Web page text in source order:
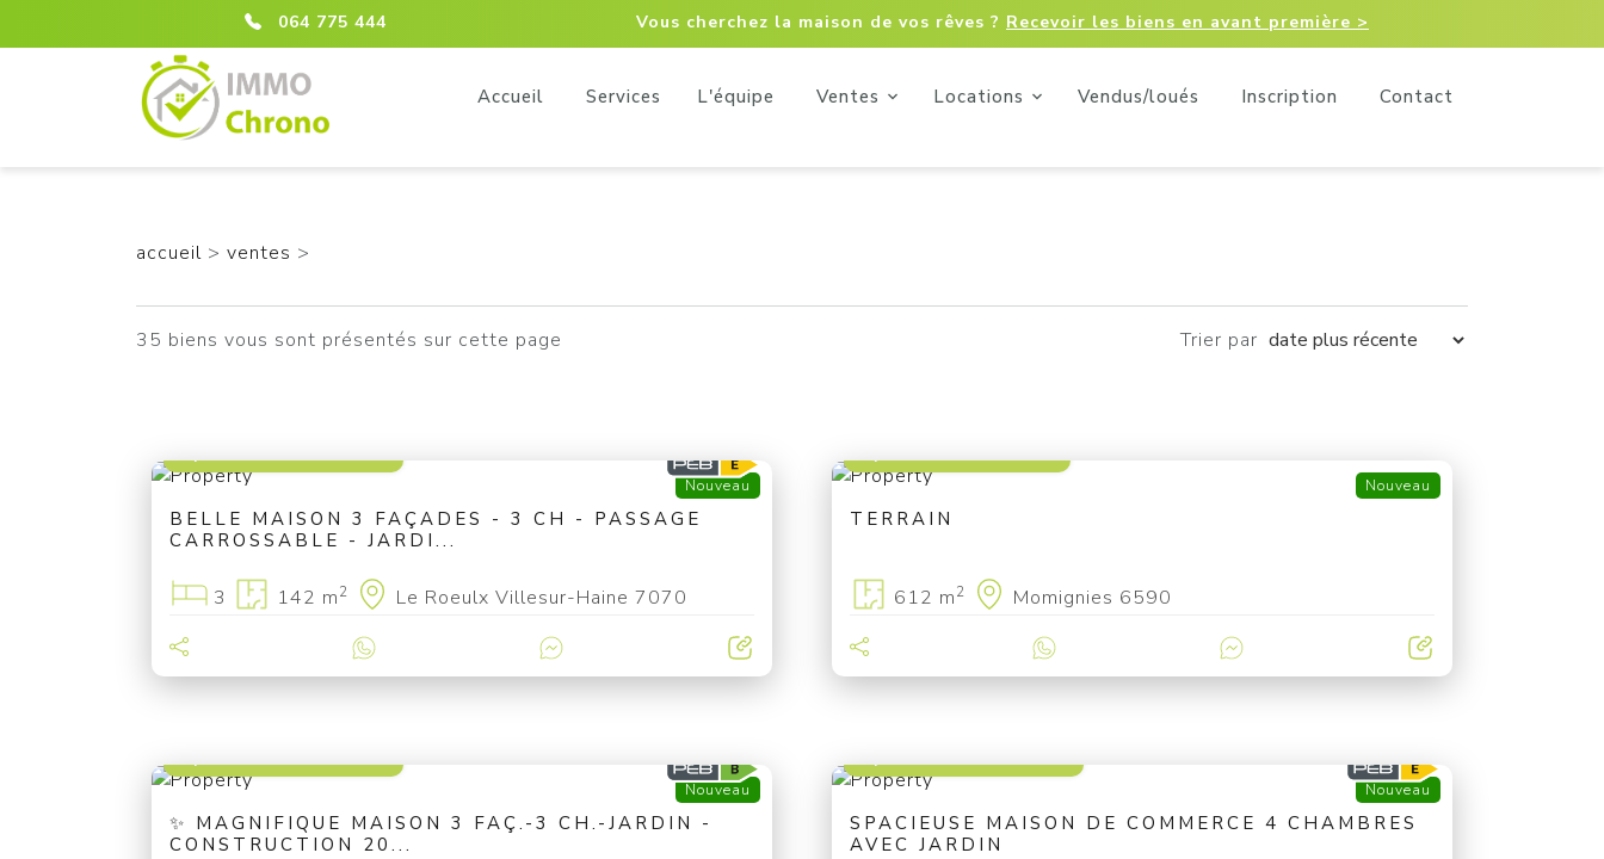
064 775 444 Vous cherchez la maison de vos rêves ? Recevoir les biens en avant première >
Accueil Services L'équipe Ventes Locations Vendus/loués Inscription Contact
accueil > ventes >
35 biens vous sont présentés sur cette page Trier par
Nouveau
BELLE MAISON 3 FAÇADES - 3 CH - PASSAGE
CARROSSABLE - JARDI...
3 142 m2 Le Roeulx Villesur-Haine 7070
Nouveau
TERRAIN
612 m2 Momignies 6590
Nouveau
✨ MAGNIFIQUE MAISON 3 FAÇ.-3 CH.-JARDIN -
CONSTRUCTION 20...
Nouveau
SPACIEUSE MAISON DE COMMERCE 4 CHAMBRES
AVEC JARDIN